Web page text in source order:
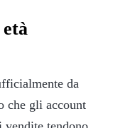
da
che gli account